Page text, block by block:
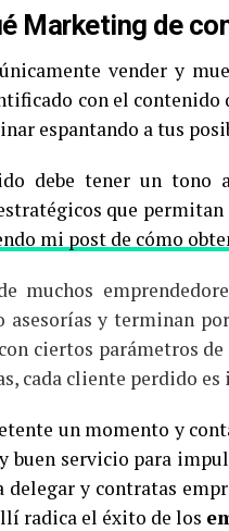
Marketing de
vender y
con el contenido
espantando a tus
debe tener un tono
que permitan
mi post de cómo
muchos
asesorías y terminan
ciertos parámetros
cada cliente perdido
un momento y
buen servicio para
delegar y contratas
radica el éxito de los